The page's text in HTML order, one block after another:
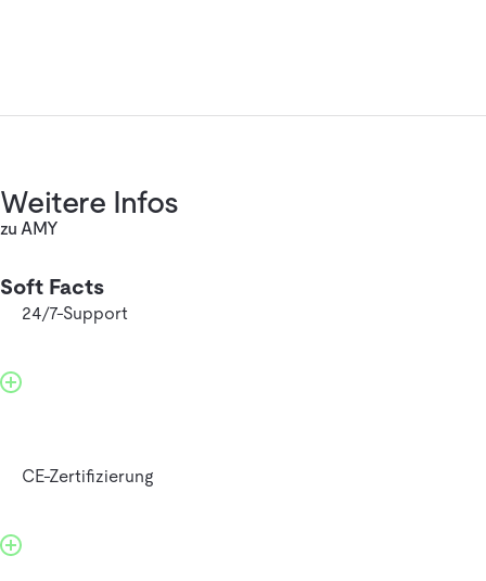
Weitere Infos
zu AMY
Soft Facts
24/7-Support
CE-Zertifizierung